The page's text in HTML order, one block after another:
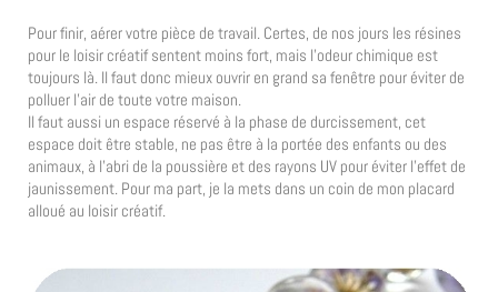
Pour finir, aérer votre pièce de travail. Certes, de nos jours les résines
pour le loisir créatif sentent moins fort, mais l’odeur chimique est
toujours là. Il faut donc mieux ouvrir en grand sa fenêtre pour éviter de
polluer l’air de toute votre maison.
Il faut aussi un espace réservé à la phase de durcissement, cet
espace doit être stable, ne pas être à la portée des enfants ou des
animaux, à l’abri de la poussière et des rayons UV pour éviter l’effet de
jaunissement. Pour ma part, je la mets dans un coin de mon placard
alloué au loisir créatif.